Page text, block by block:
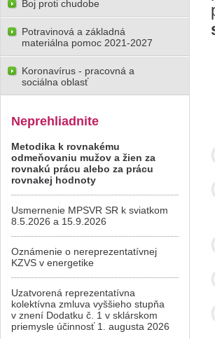
Boj proti chudobe
Potravinová a základná
materiálna pomoc 2021-2027
Koronavírus - pracovná a
sociálna oblasť
Neprehliadnite
Metodika k rovnakému
odmeňovaniu mužov a žien za
rovnakú prácu alebo za prácu
rovnakej hodnoty
Usmernenie MPSVR SR k sviatkom
8.5.2026 a 15.9.2026
Oznámenie o nereprezentatívnej
KZVS v energetike
Uzatvorená reprezentatívna
kolektívna zmluva vyššieho stupňa
v znení Dodatku č. 1 v sklárskom
priemysle účinnosť 1. augusta 2026